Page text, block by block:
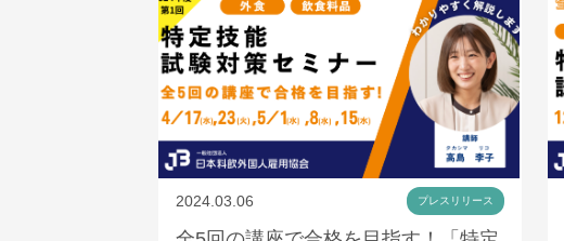
2024.03.06 プレスリリース